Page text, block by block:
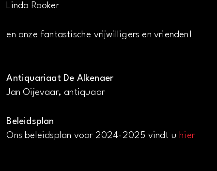
Linda Rooker
en onze fantastische vrijwilligers en vrienden!
Antiquariaat De Alkenaer
Jan Oijevaar, antiquaar
Beleidsplan
Ons beleidsplan voor 2024-2025 vindt uhier